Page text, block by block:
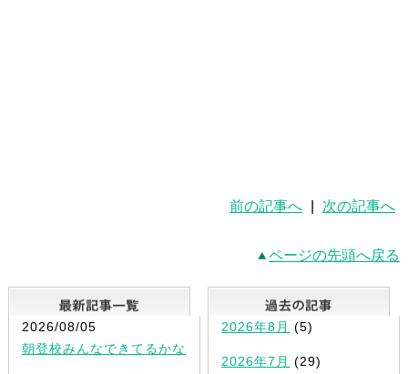
前の記事へ 次の記事へ
ページの先頭へ戻る
最新記事一覧
2026/08/05
朝登校みんなできてるかな
2026年8月 (5)
2026年7月 (29)